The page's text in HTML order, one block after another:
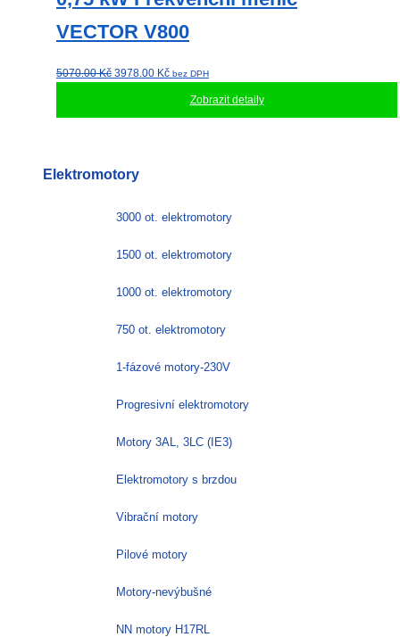
VECTOR V800
5070.00Kč Původní
3978.00 KčAktuální
bez DPH
Zobrazit detaily
Elektromotory
3000 ot. elektromotory
1500 ot. elektromotory
1000 ot. elektromotory
750 ot. elektromotory
1-fázové motory-230V
Progresivní elektromotory
Motory 3AL, 3LC (IE3)
Elektromotory s brzdou
Vibrační motory
Pilové motory
Motory-nevýbušné
NN motory H17RL